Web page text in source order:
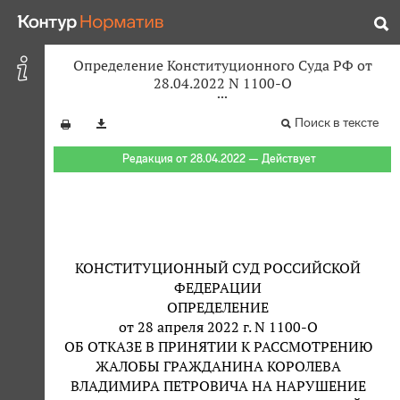
Определение Конституционного Суда РФ от
28.04.2022 N 1100-О
Поиск в тексте
Редакция от 28.04.2022 — Действует
КОНСТИТУЦИОННЫЙ СУД РОССИЙСКОЙ
ФЕДЕРАЦИИ
ОПРЕДЕЛЕНИЕ
от 28 апреля 2022 г. N 1100-О
ОБ ОТКАЗЕ В ПРИНЯТИИ К РАССМОТРЕНИЮ
ЖАЛОБЫ ГРАЖДАНИНА КОРОЛЕВА
ВЛАДИМИРА ПЕТРОВИЧА НА НАРУШЕНИЕ